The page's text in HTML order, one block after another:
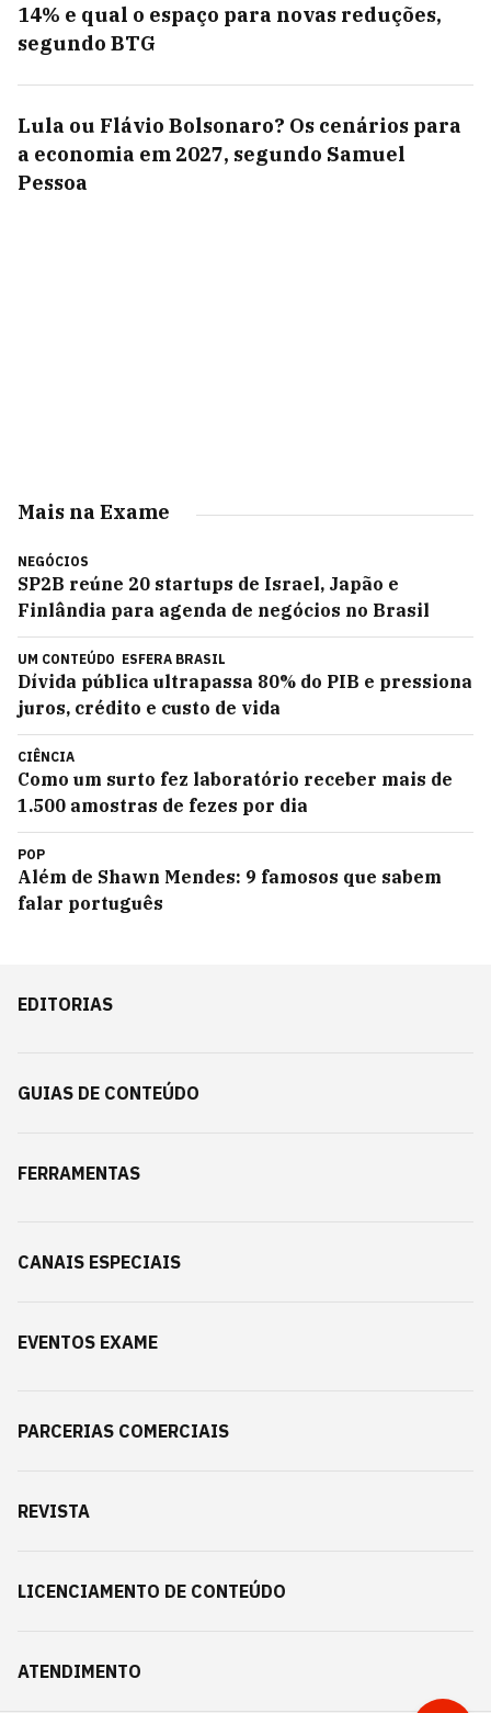
14% e qual o espaço para novas reduções,
segundo BTG
Lula ou Flávio Bolsonaro? Os cenários para
a economia em 2027, segundo Samuel
Pessoa
Mais na Exame
NEGÓCIOS
SP2B reúne 20 startups de Israel, Japão e
Finlândia para agenda de negócios no Brasil
UM CONTEÚDO ESFERA BRASIL
Dívida pública ultrapassa 80% do PIB e pressiona
juros, crédito e custo de vida
CIÊNCIA
Como um surto fez laboratório receber mais de
1.500 amostras de fezes por dia
POP
Além de Shawn Mendes: 9 famosos que sabem
falar português
EDITORIAS
GUIAS DE CONTEÚDO
FERRAMENTAS
CANAIS ESPECIAIS
EVENTOS EXAME
PARCERIAS COMERCIAIS
REVISTA
LICENCIAMENTO DE CONTEÚDO
ATENDIMENTO